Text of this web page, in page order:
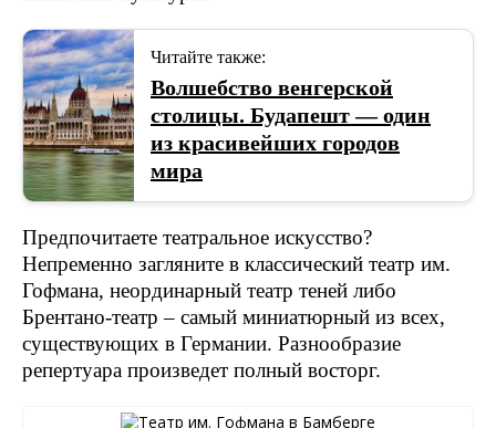
Читайте также:
Волшебство венгерской
столицы. Будапешт — один
из красивейших городов
мира
Предпочитаете театральное искусство?
Непременно загляните в классический театр им.
Гофмана, неординарный театр теней либо
Брентано-театр – самый миниатюрный из всех,
существующих в Германии. Разнообразие
репертуара произведет полный восторг.